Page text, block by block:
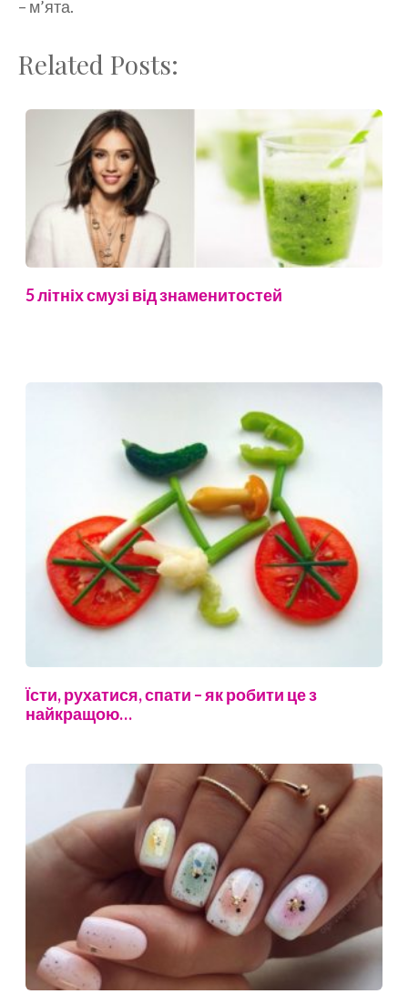
– м’ята.
Related Posts:
5 літніх смузі від знаменитостей
Їсти, рухатися, спати – як робити це з
найкращою…